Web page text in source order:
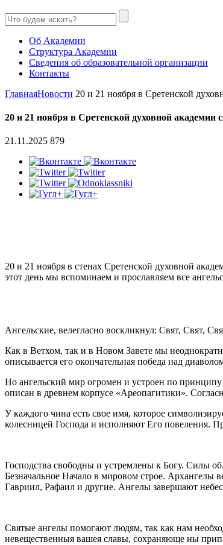
Об Академии
Структура Академии
Сведения об образовательной организации
Контакты
ГлавнаяНовости 20 и 21 ноября в Сретенской
20 и 21 ноября в Сретенской духовной
21.11.2025 879
20 и 21 ноября в стенах Сретенской духовной
этот день мы вспоминаем и прославляем все
Ангельские, велегласно воскликнул: Свят, Свят,
Как в Ветхом, так и в Новом Завете мы
описывается его окончательная победа над
Но ангельский мир огромен и устроен по
описан в древнем корпусе «Ареопагитики».
У каждого чина есть свое имя, которое
колесницей Господа и исполняют Его повеления.
Господства свободны и устремлены к Богу. Силы
Безначальное Начало в мировом строе. Архангелы
Гавриил, Рафаил и другие. Ангелы завершают
Святые ангелы помогают людям, так как нам
невещественныя вашея славы, сохраняюще ны